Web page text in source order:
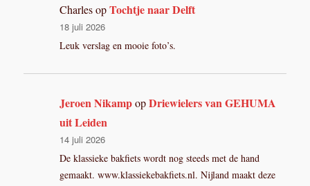
CharlesopTochtje naar Delft
18 juli 2026
Leuk verslag en mooie foto’s.
Jeroen NikampopDriewielers van GEHUMA
uit Leiden
14 juli 2026
De klassieke bakfiets wordt nog steeds met de hand
gemaakt. www.klassiekebakfiets.nl. Nijland maakt deze